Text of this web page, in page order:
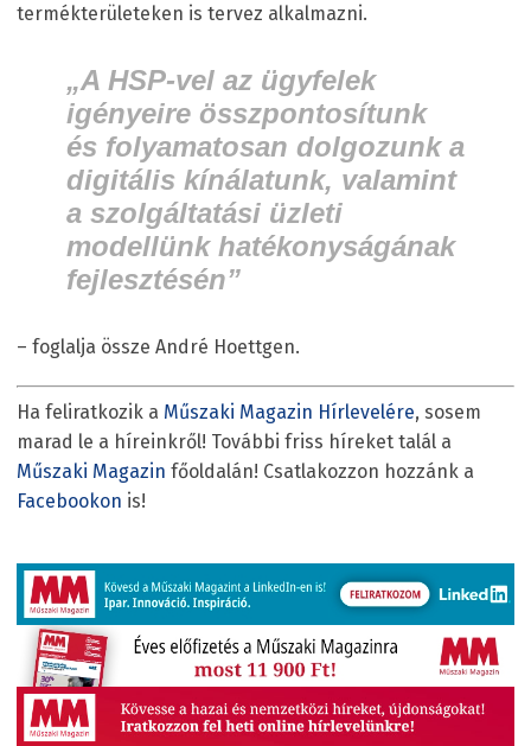
termékterületeken is tervez alkalmazni.
„A HSP-vel az ügyfelek
igényeire összpontosítunk
és folyamatosan dolgozunk a
digitális kínálatunk, valamint
a szolgáltatási üzleti
modellünk hatékonyságának
fejlesztésén”
– foglalja össze André Hoettgen.
Ha feliratkozik a Műszaki Magazin Hírlevelére, sosem
marad le a híreinkről! További friss híreket talál a
Műszaki Magazin főoldalán! Csatlakozzon hozzánk a
Facebookon is!